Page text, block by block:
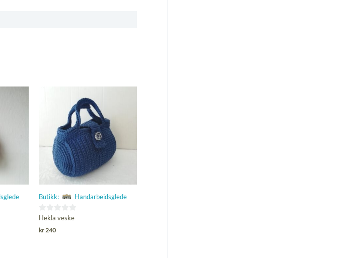
Butikk: Handarbeidsglede
0
ut
Hekla veske
kr 240